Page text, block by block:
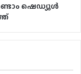
രണ്ടാം ഷെഡ്യൂൾ